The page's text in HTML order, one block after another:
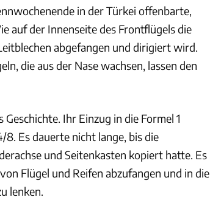
in der Türkei offenbarte,
auf der Innenseite des Frontflügels die
abgefangen und dirigiert wird.
die aus der Nase wachsen, lassen den
Ihr Einzug in die Formel 1
Es dauerte nicht lange, bis die
und Seitenkasten kopiert hatte. Es
Flügel und Reifen abzufangen und in die
lenken.